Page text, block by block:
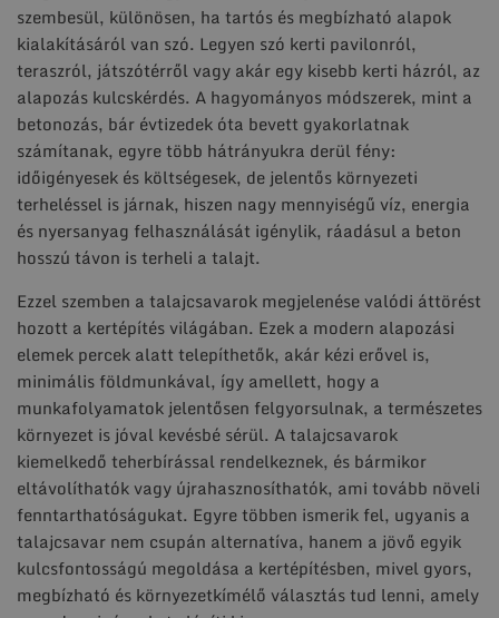
szembesül, különösen, ha tartós és megbízható alapok
kialakításáról van szó. Legyen szó kerti pavilonról,
teraszról, játszótérről vagy akár egy kisebb kerti házról, az
alapozás kulcskérdés. A hagyományos módszerek, mint a
betonozás, bár évtizedek óta bevett gyakorlatnak
számítanak, egyre több hátrányukra derül fény:
időigényesek és költségesek, de jelentős környezeti
terheléssel is járnak, hiszen nagy mennyiségű víz, energia
és nyersanyag felhasználását igénylik, ráadásul a beton
hosszú távon is terheli a talajt.
Ezzel szemben a talajcsavarok megjelenése valódi áttörést
hozott a kertépítés világában. Ezek a modern alapozási
elemek percek alatt telepíthetők, akár kézi erővel is,
minimális földmunkával, így amellett, hogy a
munkafolyamatok jelentősen felgyorsulnak, a természetes
környezet is jóval kevésbé sérül. A talajcsavarok
kiemelkedő teherbírással rendelkeznek, és bármikor
eltávolíthatók vagy újrahasznosíthatók, ami tovább növeli
fenntarthatóságukat. Egyre többen ismerik fel, ugyanis a
talajcsavar nem csupán alternatíva, hanem a jövő egyik
kulcsfontosságú megoldása a kertépítésben, mivel gyors,
megbízható és környezetkímélő választás tud lenni, amely